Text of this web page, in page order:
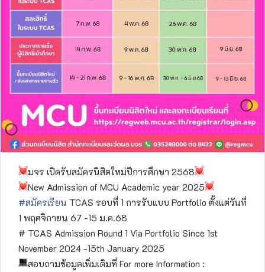
มจร เปิดรับสมัครนิสิตใหม่ปีการศึกษา 2568
New Admission of MCU Academic year 2025
#สมัครเรียน TCAS รอบที่ 1 การรับแบบ Portfolio ตั้งแต่วันที่
1 พฤศจิกายน 67 -15 ม.ค.68
# TCAS Admission Round 1 Via Portfolio Since 1st
November 2024 -15th January 2025
สอบถามข้อมูลเพิ่มเติมที่ For more Information :